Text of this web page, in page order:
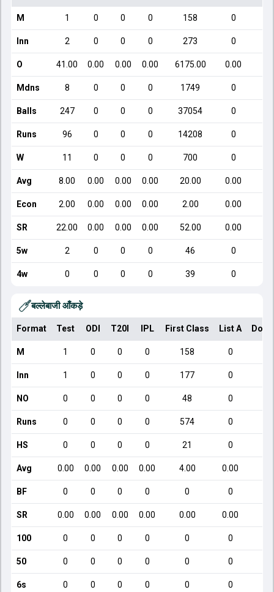
M 1 0 0 0 158 0
Inn 2 0 0 0 273 0
O 41.00 0.00 0.00 0.00 6175.00 0.00
Mdns 8 0 0 0 1749 0
Balls 247 0 0 0 37054 0
Runs 96 0 0 0 14208 0
W 11 0 0 0 700 0
Avg 8.00 0.00 0.00 0.00 20.00 0.00
Econ 2.00 0.00 0.00 0.00 2.00 0.00
SR 22.00 0.00 0.00 0.00 52.00 0.00
5w 2 0 0 0 46 0
4w 0 0 0 0 39 0
बल्लेबाजी आँकड़े
Format Test ODI T20I IPL First Class List A
M 1 0 0 0 158 0
Inn 1 0 0 0 177 0
NO 0 0 0 0 48 0
Runs 0 0 0 0 574 0
HS 0 0 0 0 21 0
Avg 0.00 0.00 0.00 0.00 4.00 0.00
BF 0 0 0 0 0 0
SR 0.00 0.00 0.00 0.00 0.00 0.00
100 0 0 0 0 0 0
50 0 0 0 0 0 0
6s 0 0 0 0 0 0